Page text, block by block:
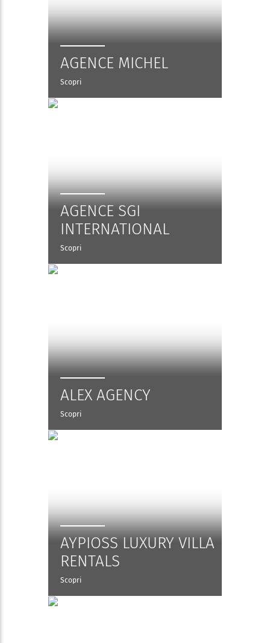
AGENCE MICHEL
Scopri
AGENCE SGI
INTERNATIONAL
Scopri
ALEX AGENCY
Scopri
AYPIOSS LUXURY VILLA
RENTALS
Scopri